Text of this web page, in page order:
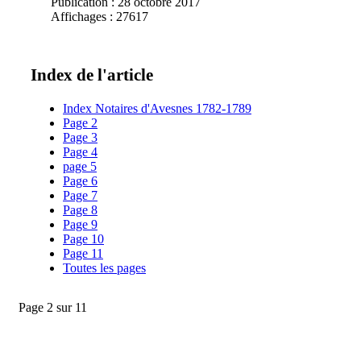
Affichages : 27617
Index de l'article
Index Notaires d'Avesnes 1782-1789
Page 2
Page 3
Page 4
page 5
Page 6
Page 7
Page 8
Page 9
Page 10
Page 11
Toutes les pages
Page 2 sur 11